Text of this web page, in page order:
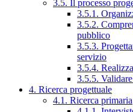
3.5. Il processo
3.5.1.
3.5.2.
pubblico
3.5.3.
servizio
3.5.4.
3.5.5.
4. Ricerca progettuale
4.1. Ricerca primaria